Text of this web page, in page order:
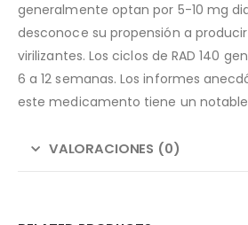
generalmente optan por 5-10 mg
desconoce su propensión a
virilizantes. Los ciclos de RAD 140
6 a 12 semanas. Los informes
este medicamento tiene un
VALORACIONES (0)